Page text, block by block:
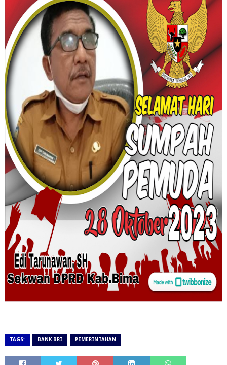
TAGS: BANK BRI PEMERINTAHAN